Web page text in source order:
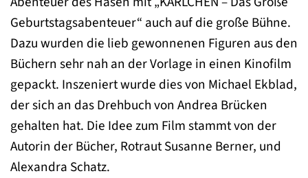
Geburtstagsabenteuer“ auch auf die große Bühne.
Dazu wurden die lieb gewonnenen Figuren aus den
Büchern sehr nah an der Vorlage in einen Kinofilm
gepackt. Inszeniert wurde dies von Michael Ekblad,
der sich an das Drehbuch von Andrea Brücken
gehalten hat. Die Idee zum Film stammt von der
Autorin der Bücher, Rotraut Susanne Berner, und
Alexandra Schatz.